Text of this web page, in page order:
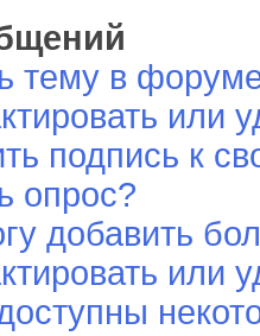
тему в
или
подпись к
опрос?
добавить
или